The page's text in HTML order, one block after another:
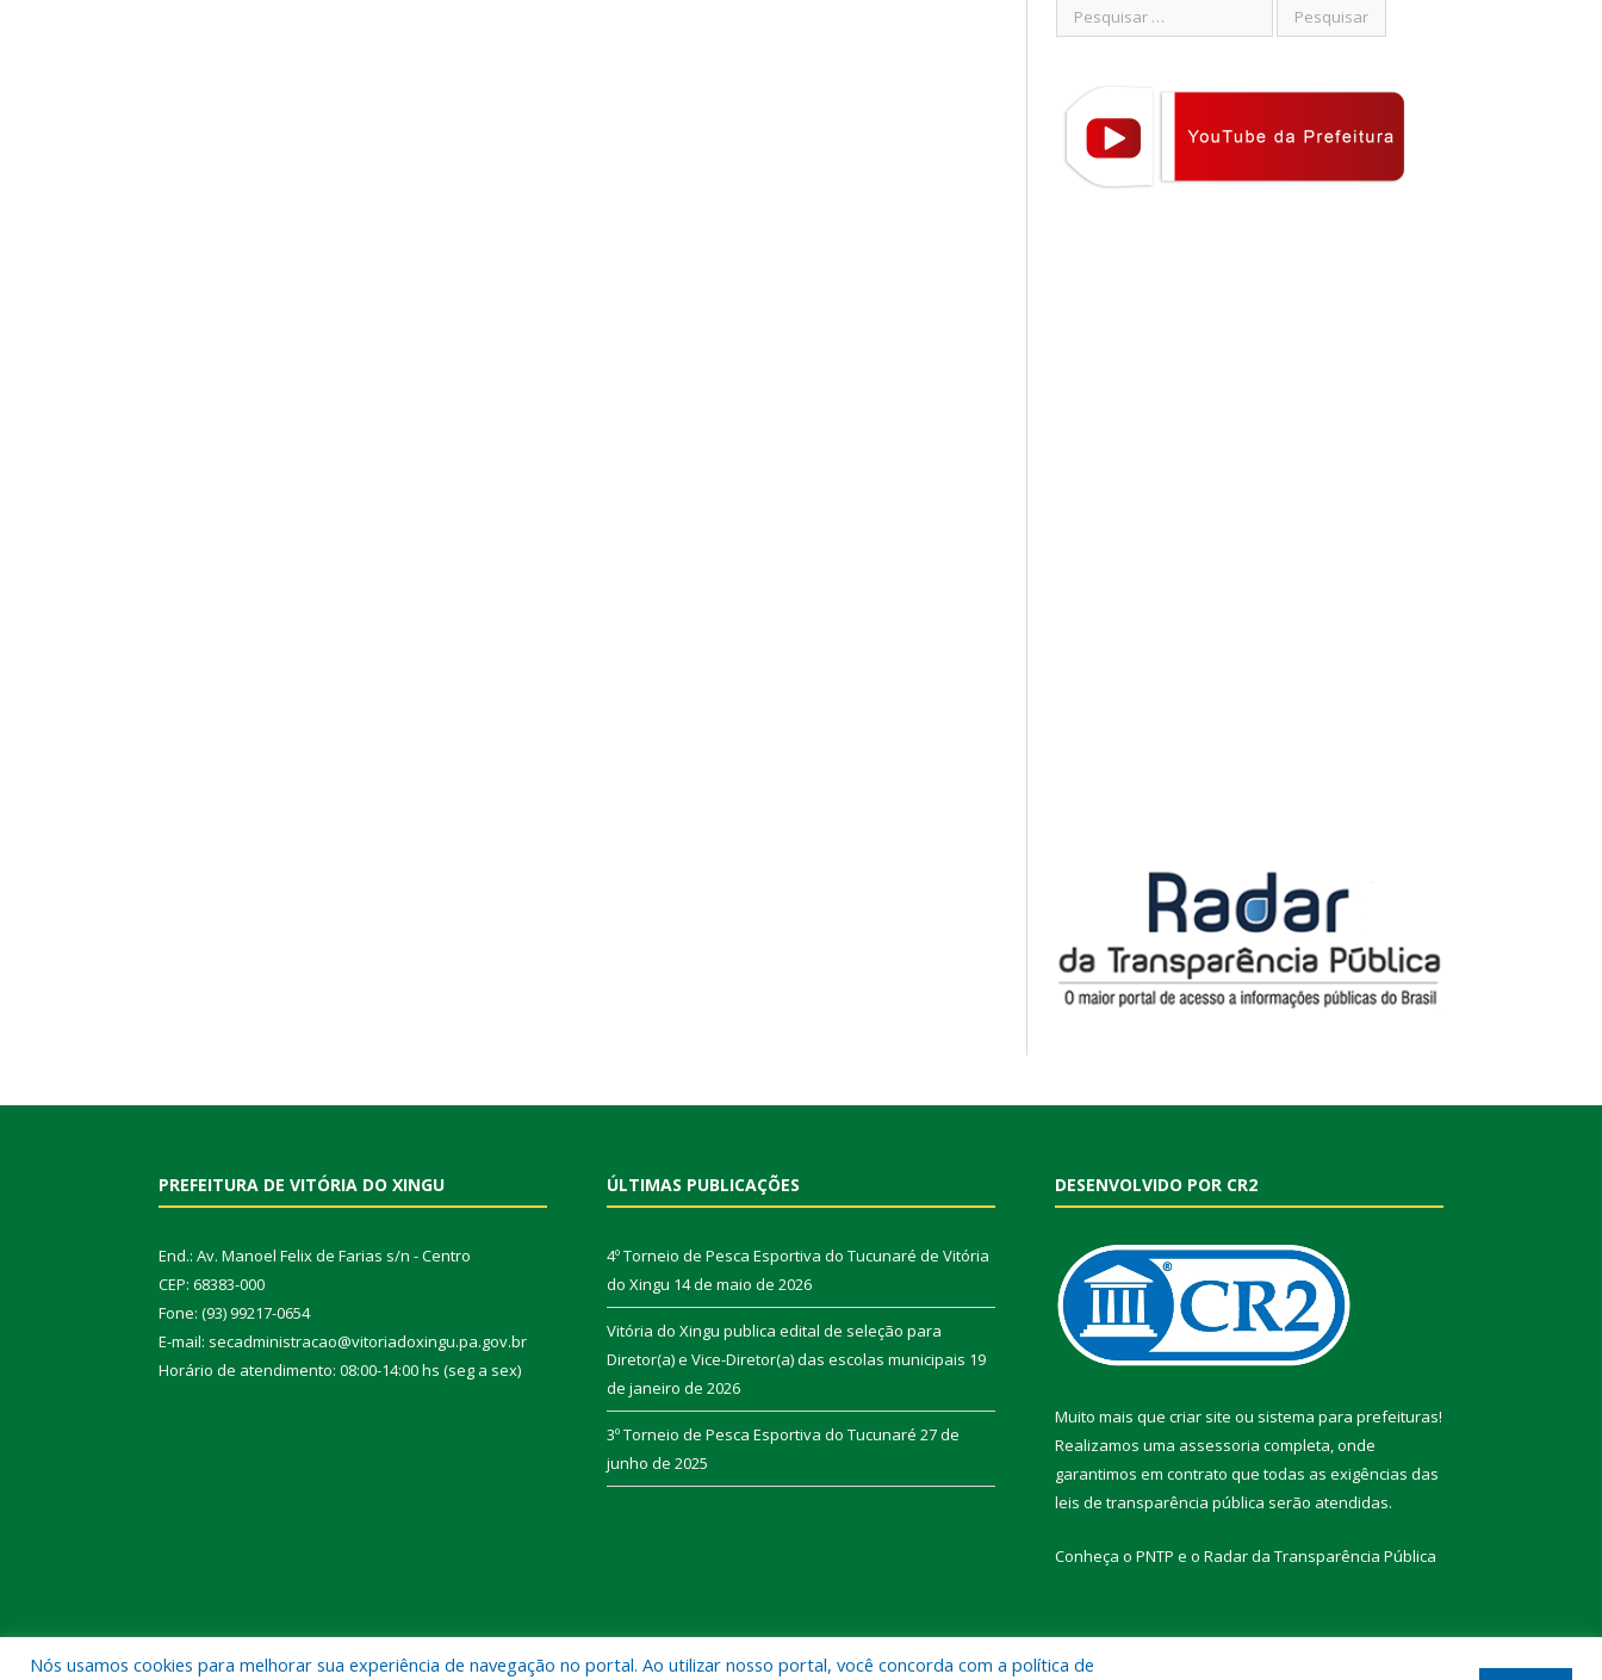
PREFEITURA DE VITÓRIA DO XINGU
End.: Av. Manoel Felix de Farias s/n - Centro
CEP: 68383-000
Fone: (93) 99217-0654
E-mail: secadministracao@vitoriadoxingu.pa.gov.br
Horário de atendimento: 08:00-14:00 hs (seg a sex)
ÚLTIMAS PUBLICAÇÕES
4º Torneio de Pesca Esportiva do Tucunaré de Vitória
do Xingu 14 de maio de 2026
Vitória do Xingu publica edital de seleção para
Diretor(a) e Vice-Diretor(a) das escolas municipais 19
de janeiro de 2026
3º Torneio de Pesca Esportiva do Tucunaré 27 de
junho de 2025
DESENVOLVIDO POR CR2
Muito mais que criar site ou sistema para prefeituras!
Realizamos uma assessoria completa, onde
garantimos em contrato que todas as exigências das
leis de transparência pública serão atendidas.
Conheça o PNTP e o Radar da Transparência Pública
Nós usamos cookies para melhorar sua experiência de navegação no portal. Ao utilizar nosso portal, você concorda com a política de